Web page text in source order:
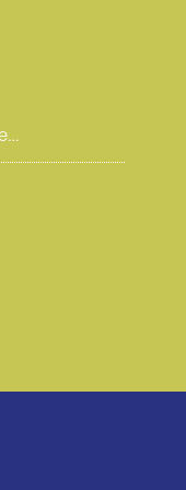
de toucher le
plus de distance
plus
ayant grandi
dans une
pièce ?
une certaine
autant de la part
sinon cela ne
de tension, de
sont fatals. Il
sur scène, nous